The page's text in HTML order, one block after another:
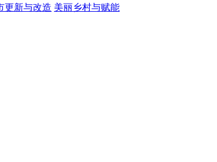
更新与改造 美丽乡村与赋能